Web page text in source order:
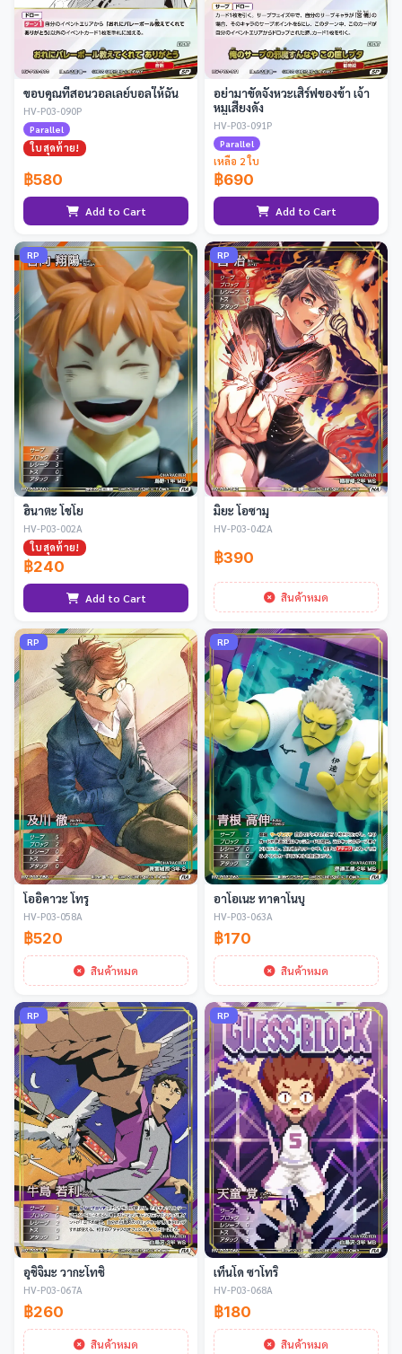
ขอบคุณที่สอนวอลเลย์บอลให้ฉัน
HV-P03-090P
Parallel
ใบสุดท้าย!
฿580
Add to Cart
อย่ามาขัดจังหวะเสิร์ฟของข้า เจ้า
หมูเสียงดัง
HV-P03-091P
Parallel
เหลือ 2 ใบ
฿690
Add to Cart
RP
ฮินาตะ โชโย
HV-P03-002A
ใบสุดท้าย!
฿240
Add to Cart
RP
มิยะ โอซามุ
HV-P03-042A
฿390
สินค้าหมด
RP
โออิคาวะ โทรุ
HV-P03-058A
฿520
สินค้าหมด
RP
อาโอเนะ ทาคาโนบุ
HV-P03-063A
฿170
สินค้าหมด
RP
อุชิจิมะ วากะโทชิ
HV-P03-067A
฿260
สินค้าหมด
RP
เท็นโด ซาโทริ
HV-P03-068A
฿180
สินค้าหมด